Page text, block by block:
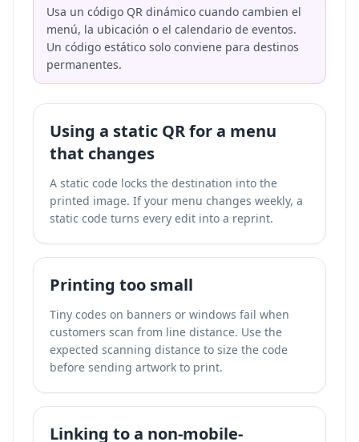
Usa un código QR dinámico cuando cambien el
menú, la ubicación o el calendario de eventos.
Un código estático solo conviene para destinos
permanentes.
Using a static QR for a menu
that changes
A static code locks the destination into the
printed image. If your menu changes weekly, a
static code turns every edit into a reprint.
Printing too small
Tiny codes on banners or windows fail when
customers scan from line distance. Use the
expected scanning distance to size the code
before sending artwork to print.
Linking to a non-mobile-